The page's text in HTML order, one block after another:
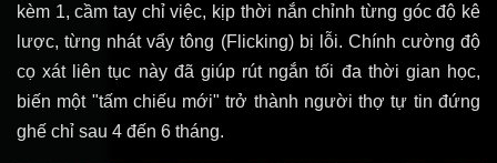
kèm 1, cầm tay chỉ việc, kịp thời nắn chỉnh từng góc độ kê
lược, từng nhát vẩy tông (Flicking) bị lỗi. Chính cường độ
cọ xát liên tục này đã giúp rút ngắn tối đa thời gian học,
biến một "tấm chiếu mới" trở thành người thợ tự tin đứng
ghế chỉ sau 4 đến 6 tháng.